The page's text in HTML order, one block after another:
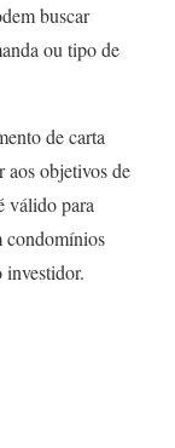
buscar
ou tipo de
de carta
aos objetivos de
válido para
condomínios
investidor.